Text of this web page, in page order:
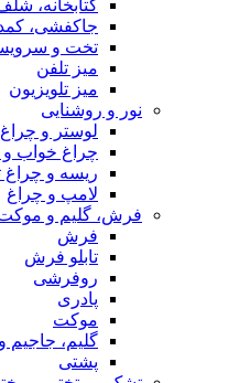
کتابخانه،
جاکفشی، کمد
تخت و
میز تلفن
میز تلویزیون
نور و روشنایی
لوستر و چراغ
چراغ خواب و
ریسه و چراغ
لامپ و چراغ
فرش، گلیم و
فرش
تابلو فرش
روفرشی
پادری
موکت
گلیم، جاجیم
پشتی